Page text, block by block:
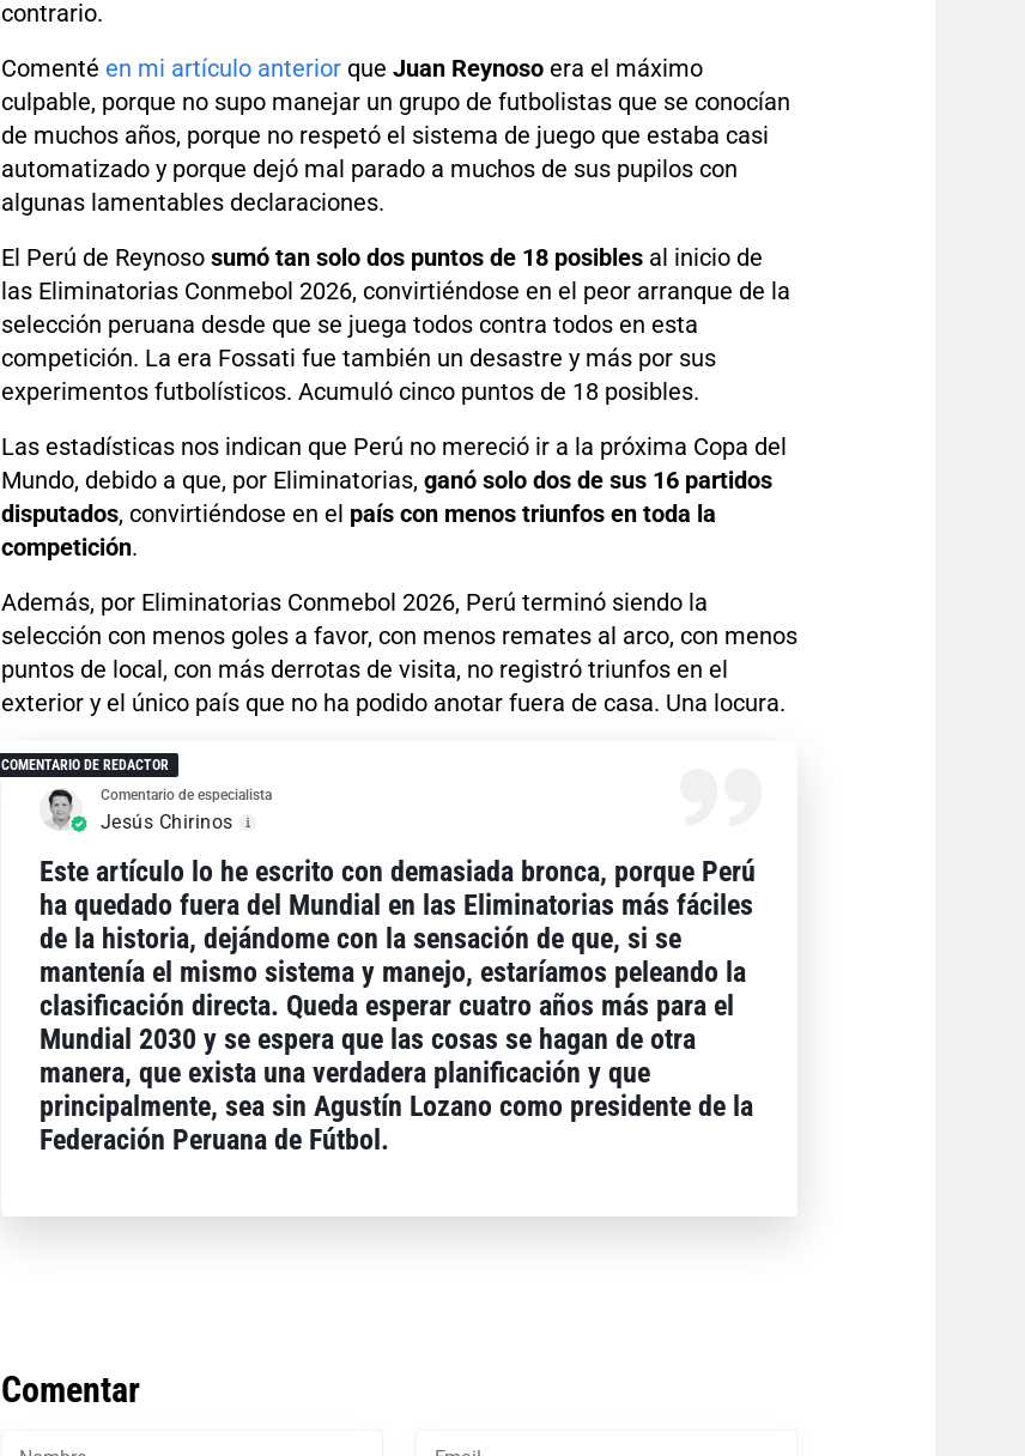
contrario.
Comenté en mi artículo anteriorque Juan Reynoso era el máximo
culpable, porque no supo manejar un grupo de futbolistas que se conocían
de muchos años, porque no respetó el sistema de juego que estaba casi
automatizado y porque dejó mal parado a muchos de sus pupilos con
algunas lamentables declaraciones.
El Perú de Reynoso sumó tan solo dos puntos de 18 posiblesal inicio de
las Eliminatorias Conmebol 2026, convirtiéndose en el peor arranque de la
selección peruana desde que se juega todos contra todos en esta
competición. La era Fossati fue también un desastre y más por sus
experimentos futbolísticos. Acumuló cinco puntos de 18 posibles.
Las estadísticas nos indican que Perú no mereció ir a la próxima Copa del
Mundo, debido a que, por Eliminatorias, ganó solo dos de sus 16 partidos
disputados, convirtiéndose en el país con menos triunfos en toda la
competición.
Además, por Eliminatorias Conmebol 2026, Perú terminó siendo la
selección con menos goles a favor, con menos remates al arco, con menos
puntos de local, con más derrotas de visita, no registró triunfos en el
exterior y el único país que no ha podido anotar fuera de casa. Una locura.
COMENTARIO DE REDACTOR
Comentario de especialista
Jesús Chirinos
Este artículo lo he escrito con demasiada bronca, porque Perú
ha quedado fuera del Mundial en las Eliminatorias más fáciles
de la historia, dejándome con la sensación de que, si se
mantenía el mismo sistema y manejo, estaríamos peleando la
clasificación directa. Queda esperar cuatro años más para el
Mundial 2030 y se espera que las cosas se hagan de otra
manera, que exista una verdadera planificación y que
principalmente, sea sin Agustín Lozano como presidente de la
Federación Peruana de Fútbol.
Comentar